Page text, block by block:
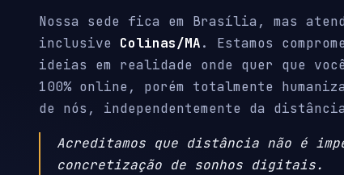
Nossa sede fica em Brasília, mas
inclusive Colinas/MA. Estamos
ideias em realidade onde quer que
100% online, porém totalmente
de nós, independentemente da
Acreditamos que distância não é
concretização de sonhos digitais.